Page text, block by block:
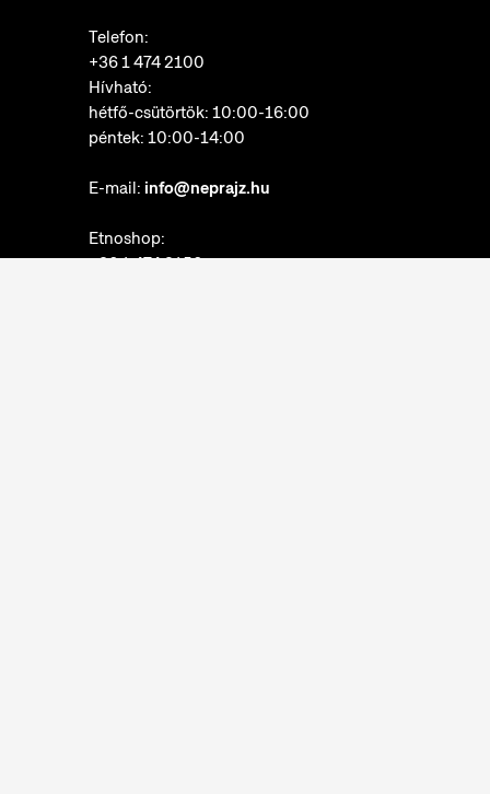
Telefon:
+36 1 474 2100
Hívható:
hétfő-csütörtök: 10:00-16:00
péntek: 10:00-14:00
E-mail: info@neprajz.hu
Etnoshop:
+36 1 474 2150